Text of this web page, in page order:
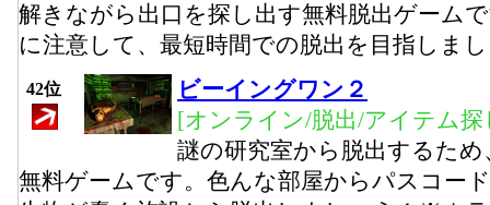
解きながら出口を探し出す無料脱出ゲーム
に注意して、最短時間での脱出を目指しま
42位
ビーイングワン２
[オンライン/脱出/アイテム
謎の研究室から脱出するた
無料ゲームです。色んな部屋からパスコー